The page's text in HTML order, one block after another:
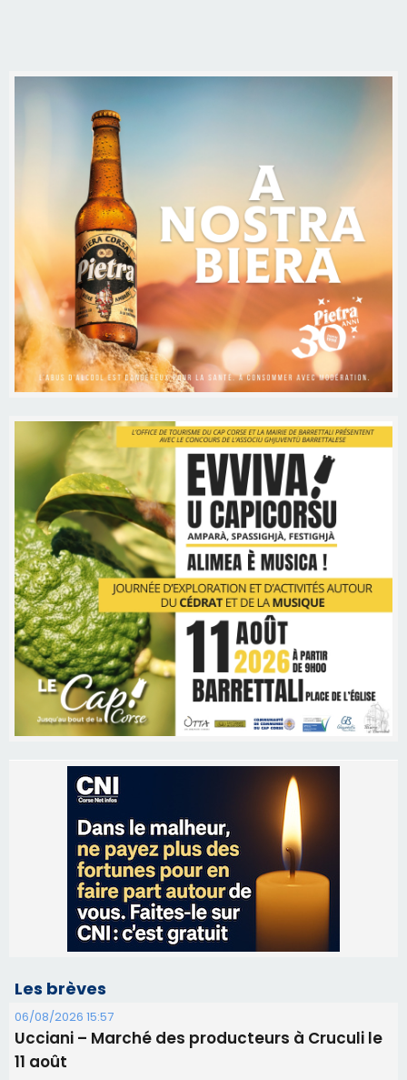
Les brèves
06/08/2026 15:57
Ucciani – Marché des producteurs à Cruculi le
06/08/2026 15:25
Corte – L’association A Nuciola organise une
06/08/2026 15:04
Alata - Soirée Tango Argentin au stade de San
Benedetto